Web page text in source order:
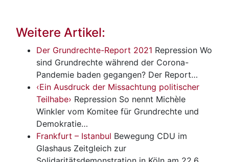
Weitere Artikel:
Der Grundrechte-Report 2021 Repression Wo
sind Grundrechte während der Corona-
Pandemie baden gegangen? Der Report…
‹Ein Ausdruck der Missachtung politischer
Teilhabe› Repression So nennt Michèle
Winkler vom Komitee für Grundrechte und
Demokratie…
Frankfurt – Istanbul Bewegung CDU im
Glashaus Zeitgleich zur